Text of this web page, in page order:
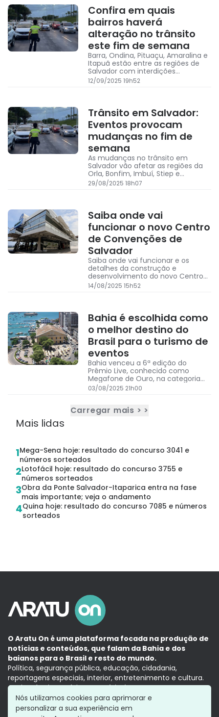
Confira em quais
bairros haverá
alteração no trânsito
este fim de semana
Barra, Ondina, Pituaçu, Amaralina e
Itapuã estão entre as regiões de
Salvador com interdições
programadas no trânsito
12/09/2025 19h52
Trânsito em Salvador:
Eventos provocam
mudanças no fim de
semana
As mudanças no trânsito em
Salvador vão afetar as regiões da
Orla, Bonfim, Imbuí, Stiep e
Pernambués
29/08/2025 18h07
Saiba onde vai
funcionar o novo Centro
de Convenções de
Salvador
Saiba onde vai funcionar e os
detalhes da construção e
desenvolvimento do novo Centro
de Convenções em Salvador
14/08/2025 15h52
Bahia é escolhida como
o melhor destino do
Brasil para o turismo de
eventos
Bahia venceu a 6ª edição do
Prêmio Live, conhecido como
Megafone de Ouro, na categoria
Melhor Destino para Eventos do
Brasil
03/08/2025 21h00
Carregar mais > >
Mais lidas
1Mega-Sena hoje: resultado do concurso 3041 e
números sorteados
2Lotofácil hoje: resultado do concurso 3755 e
números sorteados
3Obra da Ponte Salvador-Itaparica entra na fase
mais importante; veja o andamento
4Quina hoje: resultado do concurso 7085 e números
sorteados
O Aratu On é uma plataforma focada na produção de
notícias e conteúdos, que falam da Bahia e dos
baianos para o Brasil e resto do mundo.
Política, segurança pública, educação, cidadania,
reportagens especiais, interior, entretenimento e cultura.
Aqui, tudo vira notícia e a notícia é no tempo presente,
com a credibilidade do Grupo Aratu.
Grupo Aratu
Política de privacidade
Nós utilizamos cookies para aprimorar e
personalizar a sua experiência em